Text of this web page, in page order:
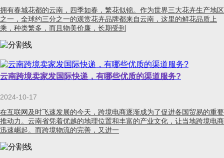
拥有春城花都的云南，四季如春，繁花似锦。作为世界三大花卉生产地区
之一，全球约三分之一的观赏花卉品牌都来自云南，这里的鲜花品质上
乘，种类繁多，而且物美价廉，长期受到
云南跨境卖家发国际快递，有哪些优质的渠道服务?
2024-10-17
在互联网及时飞速发展的今天，跨境电商逐渐成为了促进各国贸易的重要
推动力。云南省凭着优越的地理位置和丰富的产业文化，让当地跨境电商
迅速崛起。而跨境物流的完善，又进一